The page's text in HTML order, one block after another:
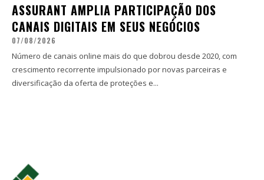
ASSURANT AMPLIA PARTICIPAÇÃO DOS
CANAIS DIGITAIS EM SEUS NEGÓCIOS
07/08/2026
Número de canais online mais do que dobrou desde 2020, com
crescimento recorrente impulsionado por novas parceiras e
diversificação da oferta de proteções e...